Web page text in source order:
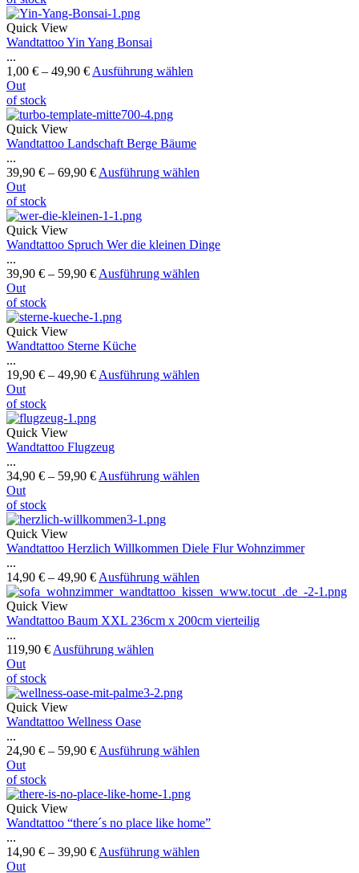
Quick View
Wandtattoo Yin Yang Bonsai
...
1,00 € – 49,90 € Ausführung wählen
Out
of stock
Quick View
Wandtattoo Landschaft Berge Bäume
...
39,90 € – 69,90 € Ausführung wählen
Out
of stock
Quick View
Wandtattoo Spruch Wer die kleinen Dinge
...
39,90 € – 59,90 € Ausführung wählen
Out
of stock
Quick View
Wandtattoo Sterne Küche
...
19,90 € – 49,90 € Ausführung wählen
Out
of stock
Quick View
Wandtattoo Flugzeug
...
34,90 € – 59,90 € Ausführung wählen
Out
of stock
Quick View
Wandtattoo Herzlich Willkommen Diele Flur Wohnzimmer
...
14,90 € – 49,90 € Ausführung wählen
Quick View
Wandtattoo Baum XXL 236cm x 200cm vierteilig
...
119,90 € Ausführung wählen
Out
of stock
Quick View
Wandtattoo Wellness Oase
...
24,90 € – 59,90 € Ausführung wählen
Out
of stock
Quick View
Wandtattoo “there´s no place like home”
...
14,90 € – 39,90 € Ausführung wählen
Out